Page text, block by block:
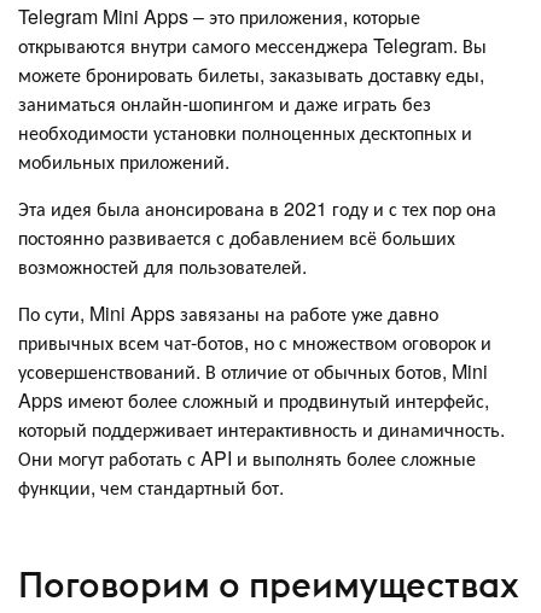
Telegram Mini Apps – это приложения, которые
открываются внутри самого мессенджера Telegram. Вы
можете бронировать билеты, заказывать доставку еды,
заниматься онлайн-шопингом и даже играть без
необходимости установки полноценных десктопных и
мобильных приложений.
Эта идея была анонсирована в 2021 году и с тех пор она
постоянно развивается с добавлением всё больших
возможностей для пользователей.
По сути, Mini Apps завязаны на работе уже давно
привычных всем чат-ботов, но с множеством оговорок и
усовершенствований. В отличие от обычных ботов, Mini
Apps имеют более сложный и продвинутый интерфейс,
который поддерживает интерактивность и динамичность.
Они могут работать с API и выполнять более сложные
функции, чем стандартный бот.
Поговорим о преимуществах